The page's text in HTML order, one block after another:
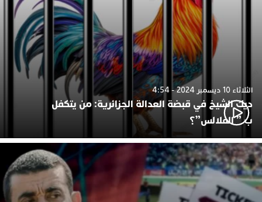
الثلاثاء 10 ديسمبر 2024 - 4:54
ديك الشيخ في قبضة العدالة الجزائرية: من يتكفل
ب ” الفلالس”؟